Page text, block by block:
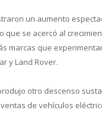
un aumento
que se acercó al
marcas que
y Land Rover.
otro descenso
de vehículos